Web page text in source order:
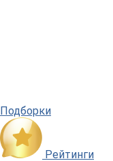
Подборки
Рейтинги